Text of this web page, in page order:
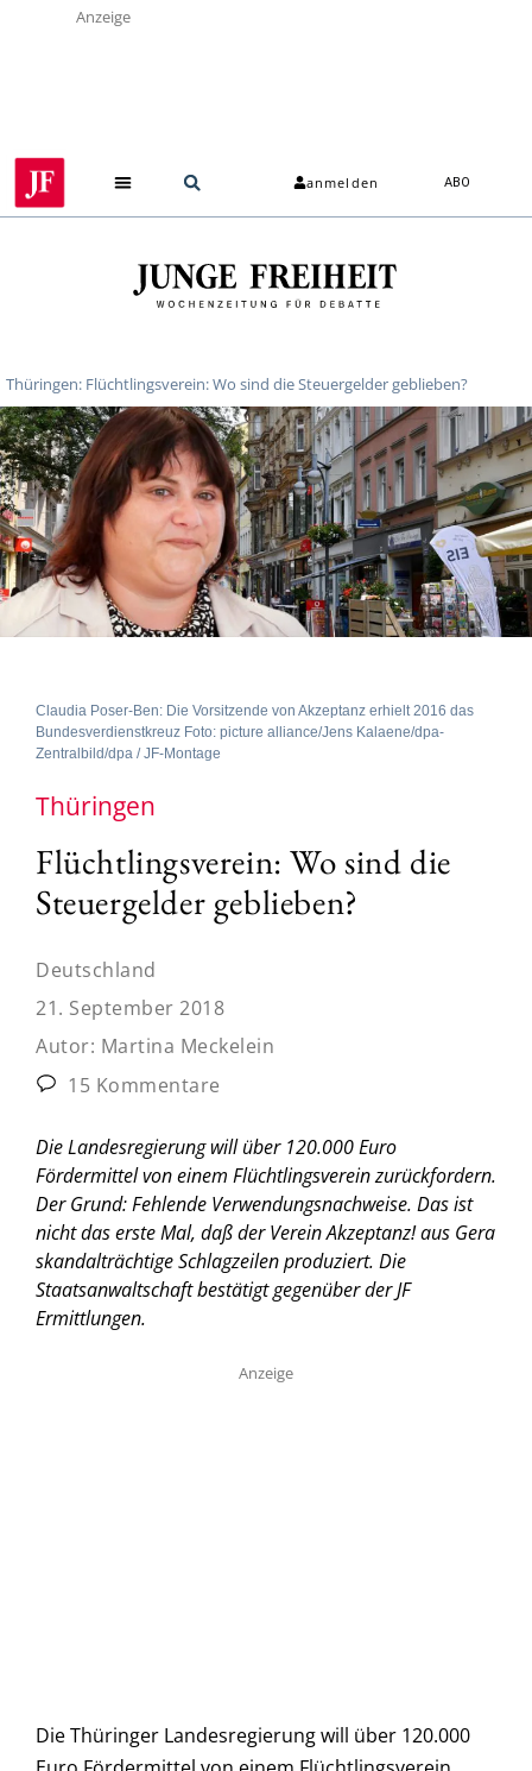
Anzeige
anmelden ABO
Thüringen: Flüchtlingsverein: Wo sind die Steuergelder geblieben?
Claudia Poser-Ben: Die Vorsitzende von Akzeptanz erhielt 2016 das
Bundesverdienstkreuz Foto: picture alliance/Jens Kalaene/dpa-
Zentralbild/dpa / JF-Montage
Thüringen
Flüchtlingsverein: Wo sind die
Steuergelder geblieben?
Deutschland
21. September 2018
Autor: Martina Meckelein
15 Kommentare
Die Landesregierung will über 120.000 Euro
Fördermittel von einem Flüchtlingsverein zurückfordern.
Der Grund: Fehlende Verwendungsnachweise. Das ist
nicht das erste Mal, daß der Verein Akzeptanz! aus Gera
skandalträchtige Schlagzeilen produziert. Die
Staatsanwaltschaft bestätigt gegenüber der JF
Ermittlungen.
Anzeige
Die Thüringer Landesregierung will über 120.000